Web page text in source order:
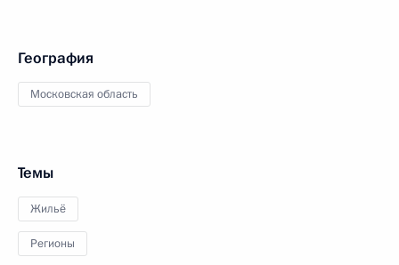
География
Московская область
Темы
Жильё
Регионы